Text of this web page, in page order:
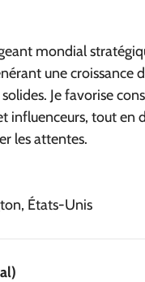
mondial
une croissance
Je favorise
influenceurs, tout en
les attentes.
États-Unis